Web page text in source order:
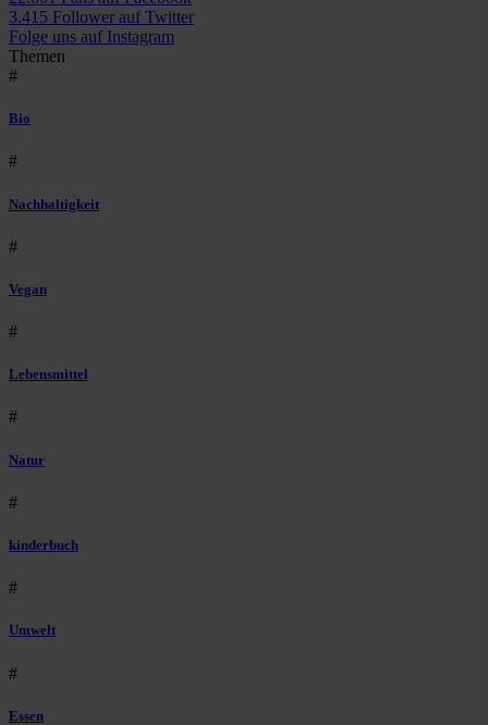
3.415 Follower auf Twitter
Folge uns auf Instagram
Themen
#
Bio
#
Nachhaltigkeit
#
Vegan
#
Lebensmittel
#
Natur
#
kinderbuch
#
Umwelt
#
Essen